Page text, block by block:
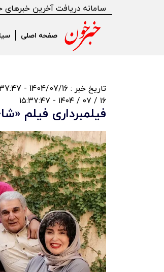
سامانه دریافت آخرین خبرهای
صفحه اصلی
تاریخ خبر : 1404/07/16 - 15:37:47
۱۶ / ۰۷ / ۱۴۰۴ - ۱۵:۳۷:۴۷
فیلمبرداری فیلم